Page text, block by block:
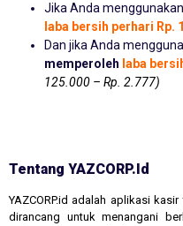
Jika Anda
laba bersih perhari Rp.
Dan jika Anda
memperoleh laba
125.000 – Rp. 2.777)
Tentang YAZCORP.id
YAZCORP.id adalah aplikasi
dirancang untuk menangani